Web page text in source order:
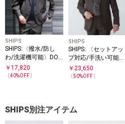
SHIPS
SHIPS:〈撥水/防し
わ/洗濯機可能〉DOT
AIR(R)ジャケット(セ
ットアップ対応)
￥ 17,820
〔40%OFF〕
SHIPS
SHIPS: 〈セットアッ
プ対応/手洗い可能〉
ウォッシャブル サキ
ソニー セットアップ
￥23,650
〔50%OFF〕
SHIPS別注アイテム